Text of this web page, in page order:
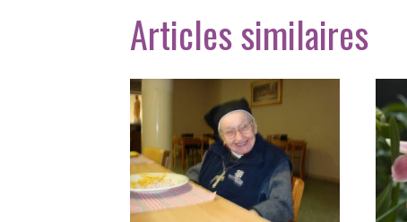
Articles similaires